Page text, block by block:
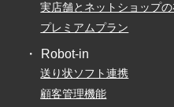
実店舗とネットショップ
プレミアムプラン
Robot-in
送り状ソフト連携
顧客管理機能